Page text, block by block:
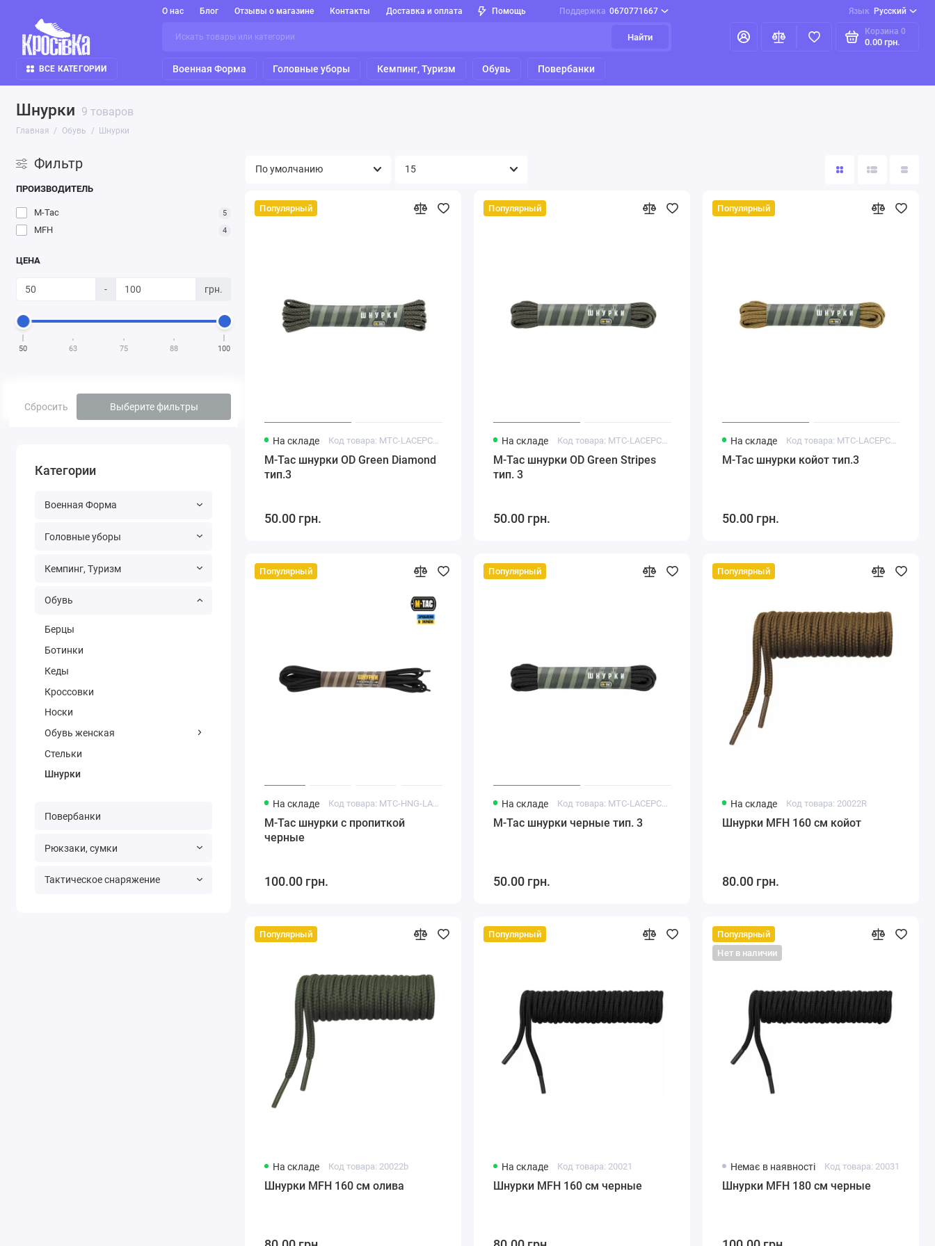
О нас Блог Отзывы о магазине Контакты Доставка и оплата Помощь Поддержка 0670771667 Язык Русский
Найти
Корзина 0
0.00 грн.
ВСЕ КАТЕГОРИИ Военная Форма Головные уборы Кемпинг, Туризм Обувь Повербанки
Шнурки 9 товаров
Главная Обувь Шнурки
Фильтр
ПРОИЗВОДИТЕЛЬ
M-Tac 5
MFH 4
ЦЕНА
- грн.
50 63 75 88 100
Сбросить Выберите фильтры
Категории
Военная Форма
Головные уборы
Кемпинг, Туризм
Обувь
Берцы
Ботинки
Кеды
Кроссовки
Носки
Обувь женская
Стельки
Шнурки
Повербанки
Рюкзаки, сумки
Тактическое снаряжение
Популярный
На складе Код товара: MTC-LACEPCT3-OGD
M-Tac шнурки OD Green Diamond
тип.3
50.00 грн.
Популярный
На складе Код товара: MTC-LACEPCT3-OGS
M-Tac шнурки OD Green Stripes
тип. 3
50.00 грн.
Популярный
На складе Код товара: MTC-LACEPCT3-CO
M-Tac шнурки койот тип.3
50.00 грн.
Популярный
На складе Код товара: MTC-HNG-LACE-BK
M-Tac шнурки с пропиткой
черные
100.00 грн.
Популярный
На складе Код товара: MTC-LACEPCT3-BK
M-Tac шнурки черные тип. 3
50.00 грн.
Популярный
На складе Код товара: 20022R
Шнурки MFH 160 см койот
80.00 грн.
Популярный
На складе Код товара: 20022b
Шнурки MFH 160 см олива
Популярный
На складе Код товара: 20021
Шнурки MFH 160 см черные
Популярный
Нет в наличии
Немає в наявності Код товара: 20031
Шнурки MFH 180 см черные